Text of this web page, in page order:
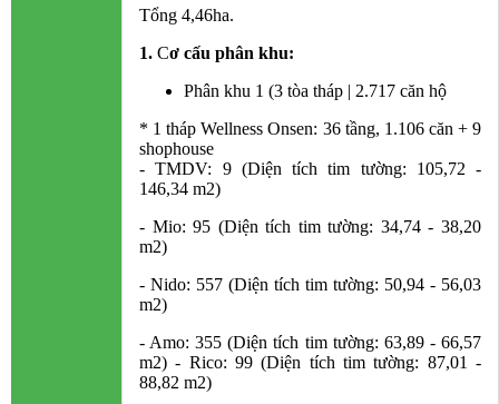
Tổng 4,46ha.
1. Cơ cấu phân khu:
Phân khu 1 (3 tòa tháp | 2.717 căn hộ
* 1 tháp Wellness Onsen: 36 tầng, 1.106 căn + 9
shophouse
- TMDV: 9 (Diện tích tim tường: 105,72 -
146,34 m2)
- Mio: 95 (Diện tích tim tường: 34,74 - 38,20
m2)
- Nido: 557 (Diện tích tim tường: 50,94 - 56,03
m2)
- Amo: 355 (Diện tích tim tường: 63,89 - 66,57
m2) - Rico: 99 (Diện tích tim tường: 87,01 -
88,82 m2)